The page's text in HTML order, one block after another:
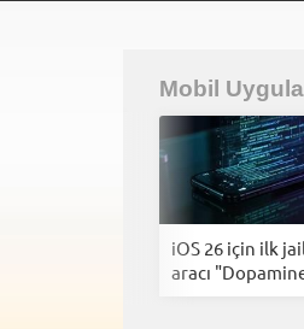
Mobil
iOS 26 için ilk
aracı